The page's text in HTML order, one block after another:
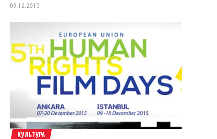
09.12.2015
КУЛЬТУРА